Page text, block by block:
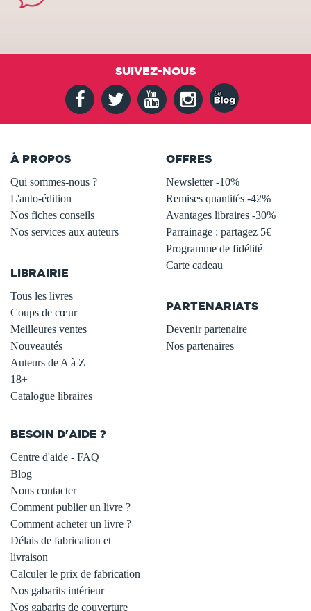
SUIVEZ-NOUS
À PROPOS
Qui sommes-nous ?
L'auto-édition
Nos fiches conseils
Nos services aux auteurs
LIBRAIRIE
Tous les livres
Coups de cœur
Meilleures ventes
Nouveautés
Auteurs de A à Z
18+
Catalogue libraires
OFFRES
Newsletter -10%
Remises quantités -42%
Avantages libraires -30%
Parrainage : partagez 5€
Programme de fidélité
Carte cadeau
PARTENARIATS
Devenir partenaire
Nos partenaires
BESOIN D'AIDE ?
Centre d'aide - FAQ
Blog
Nous contacter
Comment publier un livre ?
Comment acheter un livre ?
Délais de fabrication et
livraison
Calculer le prix de fabrication
Nos gabarits intérieur
Nos gabarits de couverture